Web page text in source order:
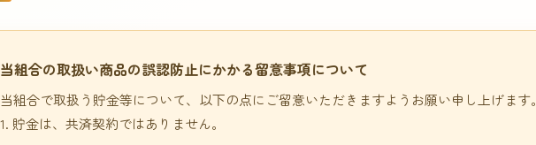
当組合の取扱い商品の誤認防止にかかる留意事項について
当組合で取扱う貯金等について、以下の点にご留意いただきますようお願い申し上げます。
1. 貯金は、共済契約ではありません。